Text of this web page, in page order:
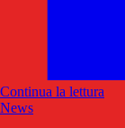
Continua la lettura
News